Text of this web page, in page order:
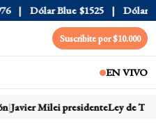
Dólar Blue $1525 Dólar CCL
Suscribite por $10.000
EN VIVO
Javier Milei presidenteLey de